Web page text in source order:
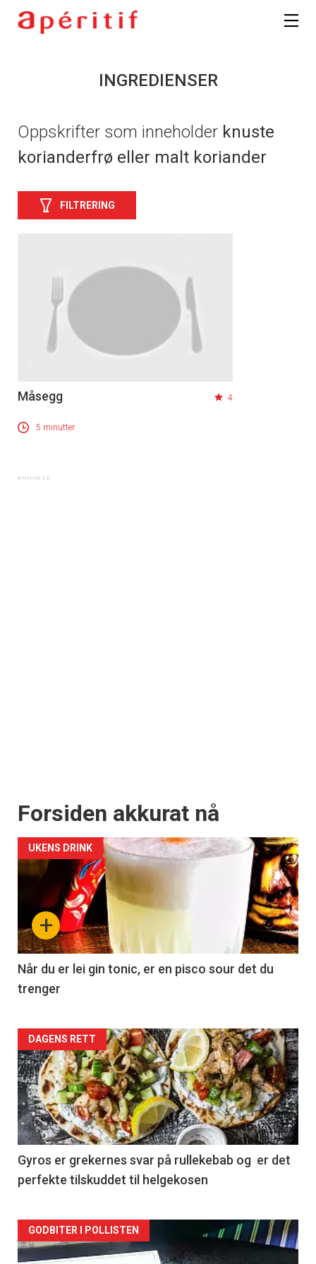
INGREDIENSER
Oppskrifter som inneholder knuste
korianderfrø eller malt koriander
FILTRERING
Måsegg 4
5 minutter
Forsiden akkurat nå
+
UKENS DRINK
Når du er lei gin tonic, er en pisco sour det du
trenger
Forsiden
akkurat
nå
-
2
DAGENS RETT
Gyros er grekernes svar på rullekebab og er det
perfekte tilskuddet til helgekosen
Forsiden
GODBITER I POLLISTEN